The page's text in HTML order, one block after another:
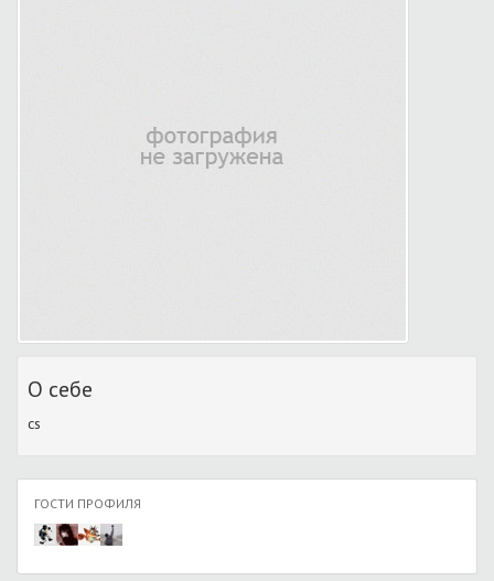
О себе
cs
ГОСТИ ПРОФИЛЯ